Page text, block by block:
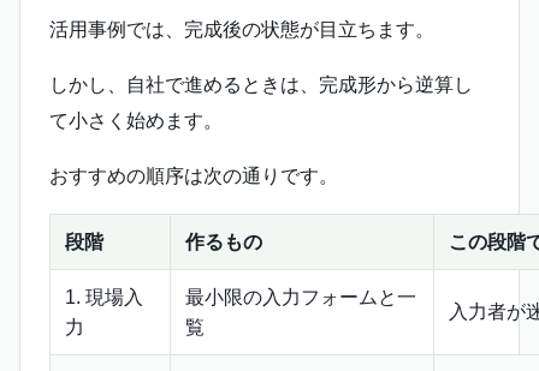
活用事例では、完成後の状態が目立ちます。
しかし、自社で進めるときは、完成形から逆算し
て小さく始めます。
おすすめの順序は次の通りです。
段階 作るもの この段階
1. 現場入
力
最小限の入力フォームと一
覧
入力者が